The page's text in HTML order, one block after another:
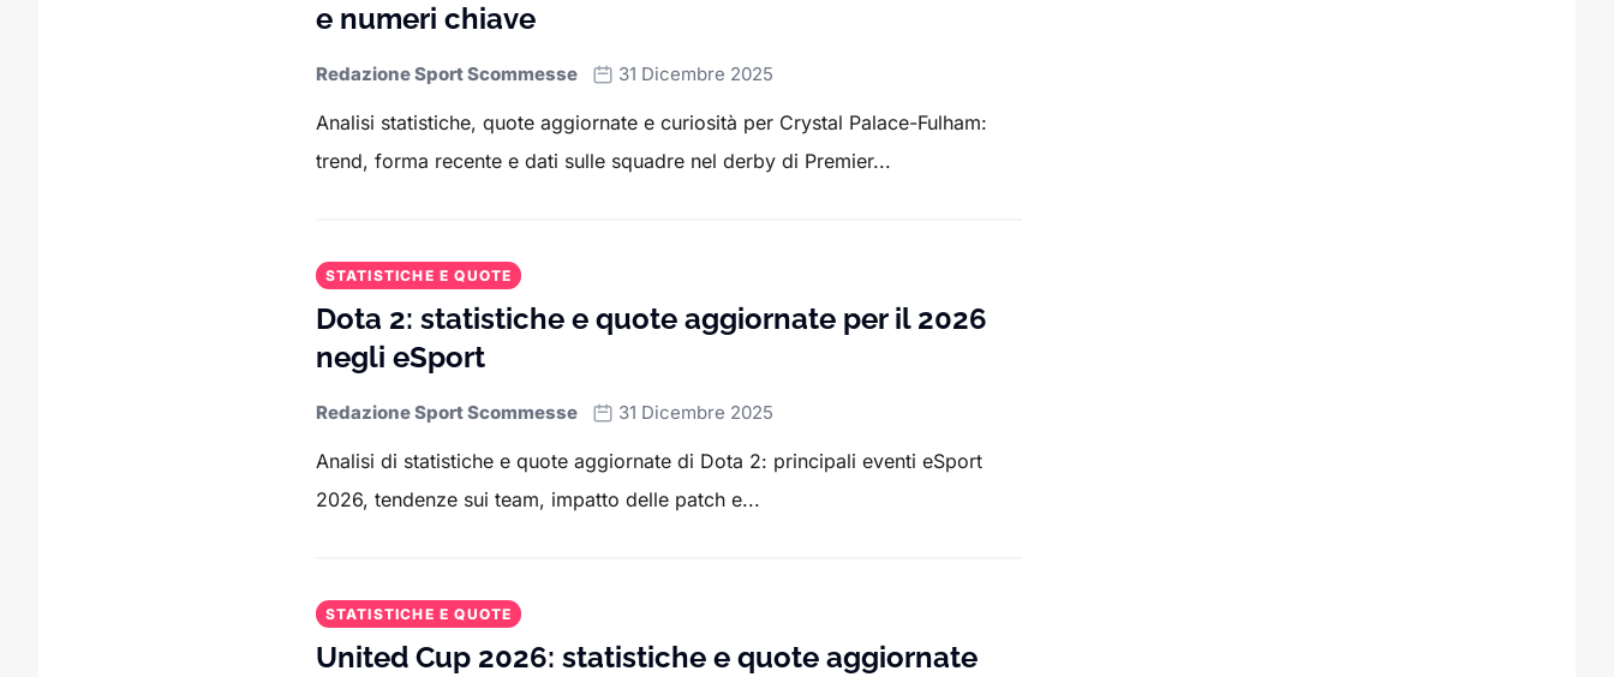
e numeri chiave
Redazione Sport Scommesse 31 Dicembre 2025
Analisi statistiche, quote aggiornate e curiosità per Crystal Palace-Fulham:
trend, forma recente e dati sulle squadre nel derby di Premier...
STATISTICHE E QUOTE
Dota 2: statistiche e quote aggiornate per il 2026
negli eSport
Redazione Sport Scommesse 31 Dicembre 2025
Analisi di statistiche e quote aggiornate di Dota 2: principali eventi eSport
2026, tendenze sui team, impatto delle patch e...
STATISTICHE E QUOTE
United Cup 2026: statistiche e quote aggiornate